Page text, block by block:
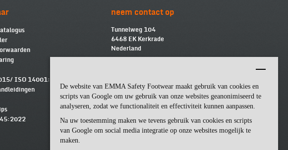
De website van EMMA Safety Footwear maakt gebruik van cookies en
scripts van Google om uw gebruik van onze websites geanonimiseerd te
analyseren, zodat we functionaliteit en effectiviteit kunnen aanpassen.
Na uw toestemming maken we tevens gebruik van cookies en scripts
van Google om social media integratie op onze websites mogelijk te
maken.
ISO 14001:2015
neem contact op
Tunnelweg 104
6468 EK Kerkrade
Nederland
Emma Safety Footwear BV
BTW -nummer: NL852463509B01
KvK-nummer: 57162581